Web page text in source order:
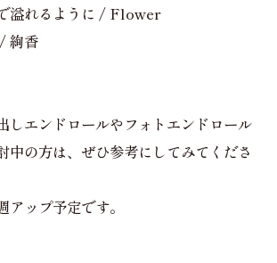
溢れるように / Flower
絢香
しエンドロールやフォトエンドロール
中の方は、ぜひ参考にしてみてくださ
アップ予定です。